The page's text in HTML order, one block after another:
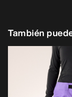
También